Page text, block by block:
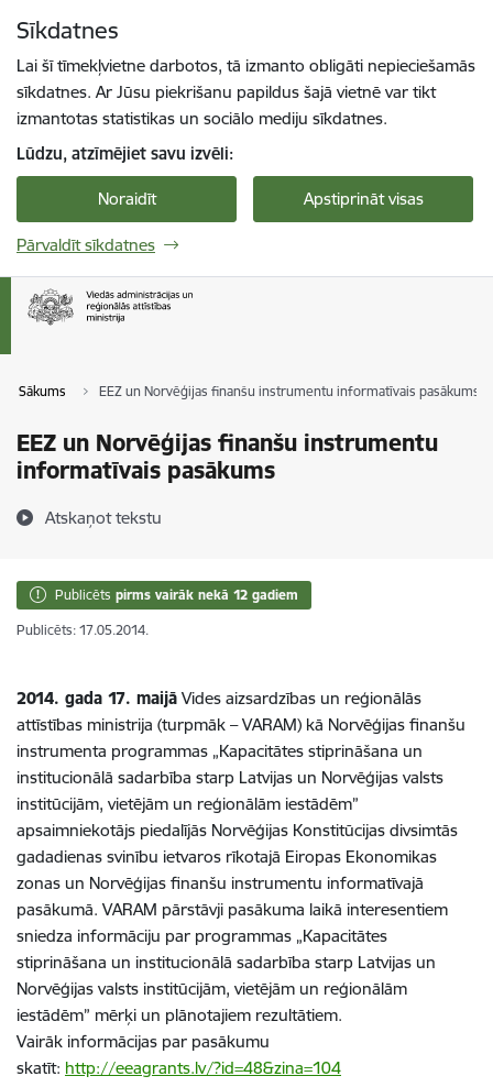
Sīkdatnes
Lai šī tīmekļvietne darbotos, tā izmanto obligāti nepieciešamās
sīkdatnes. Ar Jūsu piekrišanu papildus šajā vietnē var tikt
izmantotas statistikas un sociālo mediju sīkdatnes.
Lūdzu, atzīmējiet savu izvēli:
Noraidīt Apstiprināt visas
Pārvaldīt sīkdatnes
Sākums EEZ un Norvēģijas finanšu instrumentu informatīvais pasākums
EEZ un Norvēģijas finanšu instrumentu
informatīvais pasākums
Atskaņot tekstu
Publicēts pirms vairāk nekā 12 gadiem
Publicēts: 17.05.2014.
2014. gada 17. maijā Vides aizsardzības un reģionālās
attīstības ministrija (turpmāk – VARAM) kā Norvēģijas finanšu
instrumenta programmas „Kapacitātes stiprināšana un
institucionālā sadarbība starp Latvijas un Norvēģijas valsts
institūcijām, vietējām un reģionālām iestādēm”
apsaimniekotājs piedalījās Norvēģijas Konstitūcijas divsimtās
gadadienas svinību ietvaros rīkotajā Eiropas Ekonomikas
zonas un Norvēģijas finanšu instrumentu informatīvajā
pasākumā. VARAM pārstāvji pasākuma laikā interesentiem
sniedza informāciju par programmas „Kapacitātes
stiprināšana un institucionālā sadarbība starp Latvijas un
Norvēģijas valsts institūcijām, vietējām un reģionālām
iestādēm” mērķi un plānotajiem rezultātiem.
Vairāk informācijas par pasākumu
skatīt: http://eeagrants.lv/?id=48&zina=104